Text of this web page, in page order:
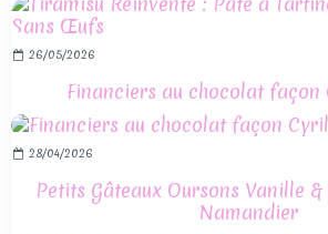
26/05/2026
Financiers au chocolat façon
28/04/2026
Petits Gâteaux Oursons Vanille
Namandier